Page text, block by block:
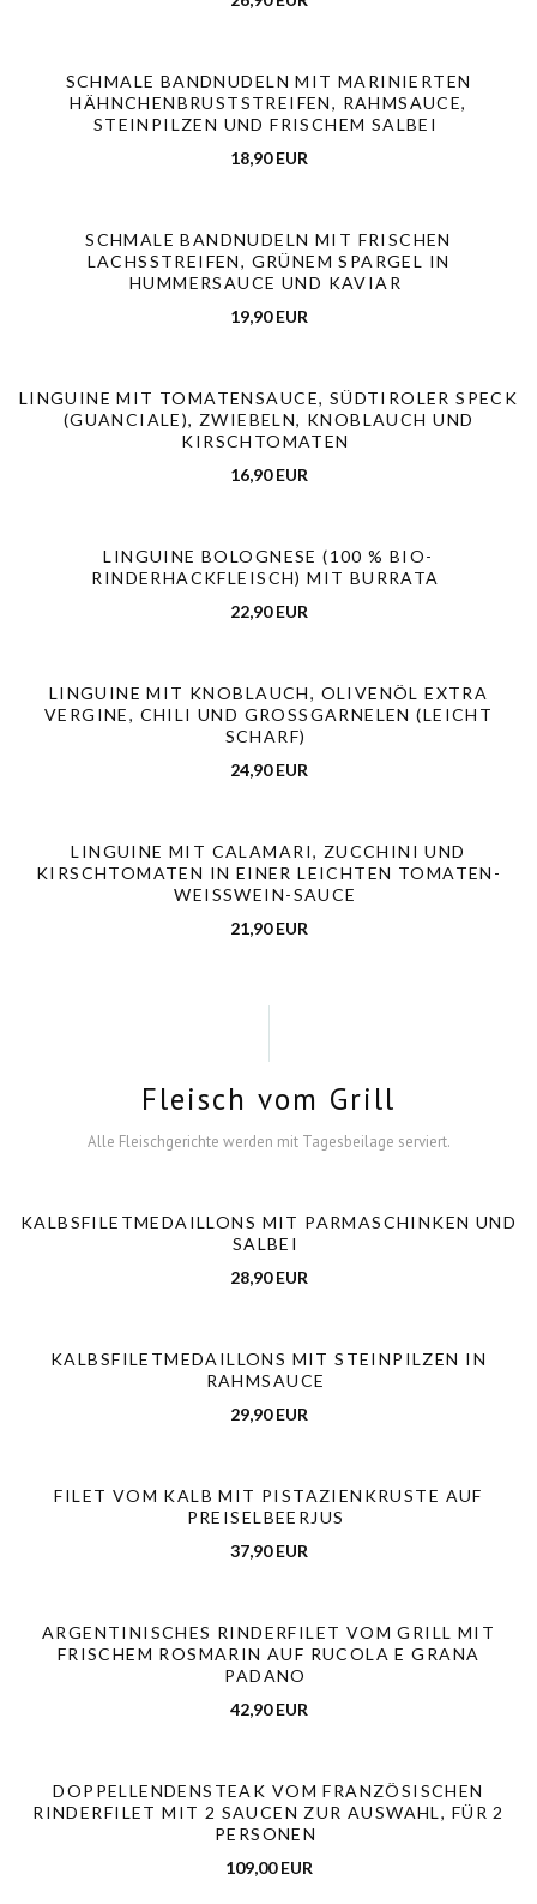
SCHMALE BANDNUDELN MIT MARINIERTEN
HÄHNCHENBRUSTSTREIFEN, RAHMSAUCE,
STEINPILZEN UND FRISCHEM SALBEI
18,90 EUR
SCHMALE BANDNUDELN MIT FRISCHEN
LACHSSTREIFEN, GRÜNEM SPARGEL IN
HUMMERSAUCE UND KAVIAR
19,90 EUR
LINGUINE MIT TOMATENSAUCE, SÜDTIROLER SPECK
(GUANCIALE), ZWIEBELN, KNOBLAUCH UND
KIRSCHTOMATEN
16,90 EUR
LINGUINE BOLOGNESE (100 % BIO-
RINDERHACKFLEISCH) MIT BURRATA
22,90 EUR
LINGUINE MIT KNOBLAUCH, OLIVENÖL EXTRA
VERGINE, CHILI UND GROSSGARNELEN (LEICHT S
CHARF)
24,90 EUR
LINGUINE MIT CALAMARI, ZUCCHINI UND
KIRSCHTOMATEN IN EINER LEICHTEN TOMATEN-
WEISSWEIN-SAUCE
21,90 EUR
Fleisch vom Grill
Alle Fleischgerichte werden mit Tagesbeilage serviert.
KALBSFILETMEDAILLONS MIT PARMASCHINKEN UND
SALBEI
28,90 EUR
KALBSFILETMEDAILLONS MIT STEINPILZEN IN
RAHMSAUCE
29,90 EUR
FILET VOM KALB MIT PISTAZIENKRUSTE AUF
PREISELBEERJUS
37,90 EUR
ARGENTINISCHES RINDERFILET VOM GRILL MIT
FRISCHEM ROSMARIN AUF RUCOLA E GRANA
PADANO
42,90 EUR
DOPPELLENDENSTEAK VOM FRANZÖSISCHEN
RINDERFILET MIT 2 SAUCEN ZUR AUSWAHL, FÜR 2
PERSONEN
109,00 EUR
Ristorante Bocca Felice